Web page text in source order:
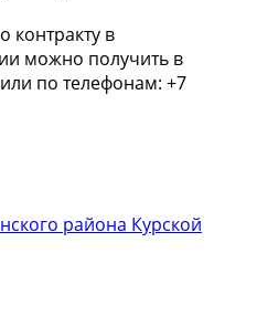
контракту в
можно получить в
по телефонам: +7
района Курской